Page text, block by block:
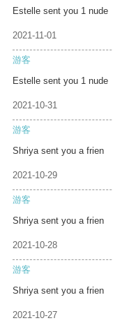
Estelle sent you 1 nude
2021-11-01
游客
Estelle sent you 1 nude
2021-10-31
游客
Shriya sent you a frien
2021-10-29
游客
Shriya sent you a frien
2021-10-28
游客
Shriya sent you a frien
2021-10-27